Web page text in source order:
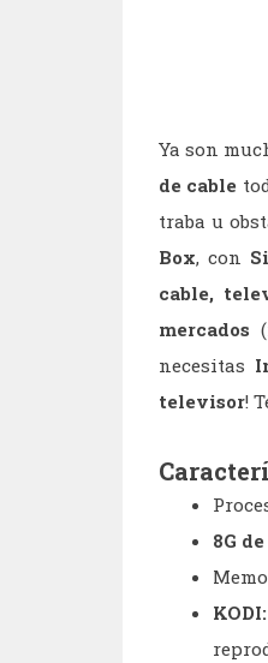
Ya son
de cable
traba u
Box, con
cable,
mercados
necesitas
televisor!
8G
KODI: